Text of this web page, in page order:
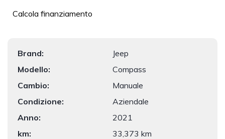
Calcola finanziamento
Brand:
Jeep
Modello:
Compass
Cambio:
Manuale
Condizione:
Aziendale
Anno:
2021
km:
33,373 km